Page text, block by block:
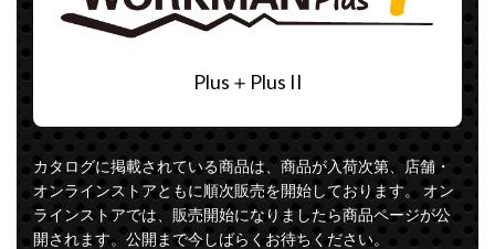
Plus＋Plus II
カタログに掲載されている商品は、商品が入荷次第、店舗・
オンラインストアともに順次販売を開始しております。 オン
ラインストアでは、販売開始になりましたら商品ページが公
開されます。公開まで今しばらくお待ちください。